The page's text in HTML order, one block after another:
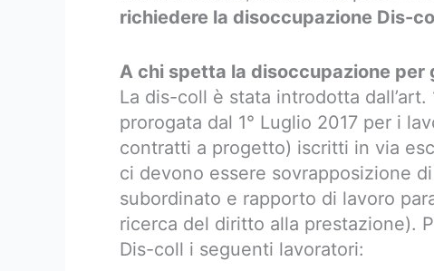
richiedere la disoccupazione Dis-
A chi spetta la disoccupazione
La dis-coll è stata introdotta
prorogata dal 1° Luglio 2017 per i
contratti a progetto) iscritti in via
ci devono essere sovrapposizione
subordinato e rapporto di lavoro
ricerca del diritto alla prestazione).
Dis-coll i seguenti lavoratori: